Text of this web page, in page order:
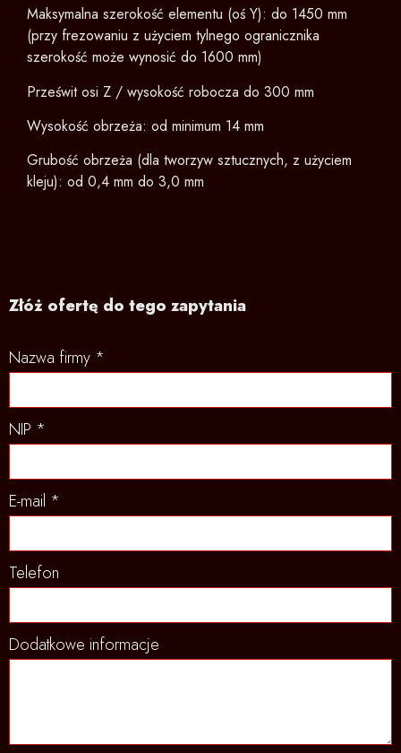
Maksymalna szerokość elementu (oś Y): do 1450 mm
(przy frezowaniu z użyciem tylnego ogranicznika
szerokość może wynosić do 1600 mm)
Prześwit osi Z / wysokość robocza do 300 mm
Wysokość obrzeża: od minimum 14 mm
Grubość obrzeża (dla tworzyw sztucznych, z użyciem
kleju): od 0,4 mm do 3,0 mm
Złóż ofertę do tego zapytania
Nazwa firmy *
NIP *
E-mail *
Telefon
Dodatkowe informacje